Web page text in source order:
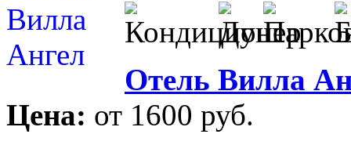
Отель Вилла
Цена: от 1600 руб.